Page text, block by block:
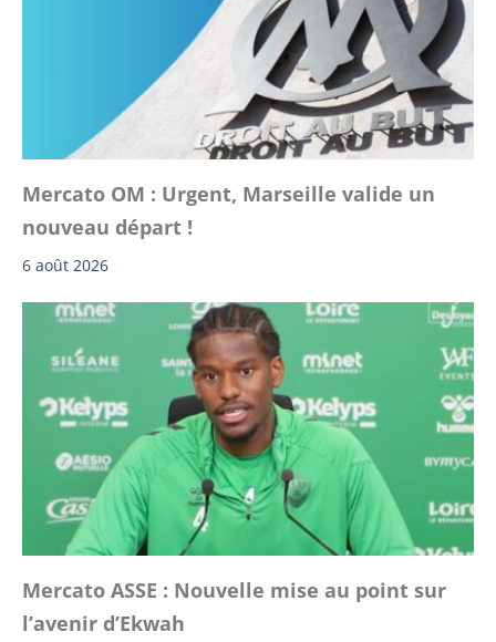
Mercato OM : Urgent, Marseille valide un
nouveau départ !
6 août 2026
Mercato ASSE : Nouvelle mise au point sur
l’avenir d’Ekwah